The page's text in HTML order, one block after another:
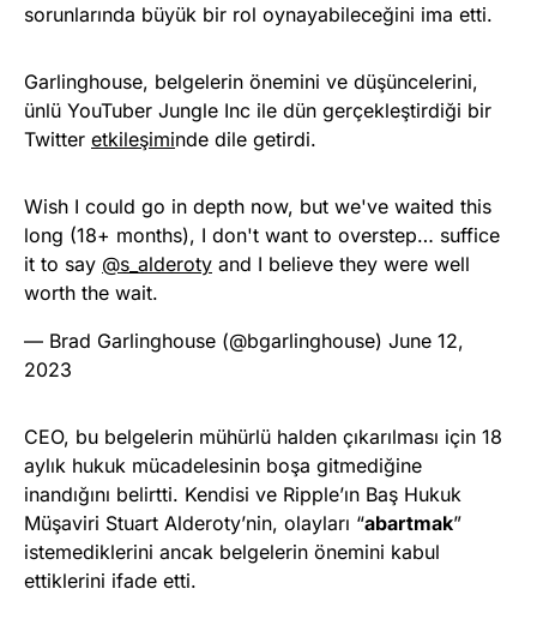
sorunlarında büyük bir rol oynayabileceğini ima etti.
Garlinghouse, belgelerin önemini ve düşüncelerini,
ünlü YouTuber Jungle Inc ile dün gerçekleştirdiği bir
Twitter etkileşiminde dile getirdi.
Wish I could go in depth now, but we've waited this
long (18+ months), I don't want to overstep… suffice
it to say @s_alderoty and I believe they were well
worth the wait.
— Brad Garlinghouse (@bgarlinghouse) June 12,
2023
CEO, bu belgelerin mühürlü halden çıkarılması için 18
aylık hukuk mücadelesinin boşa gitmediğine
inandığını belirtti. Kendisi ve Ripple’ın Baş Hukuk
Müşaviri Stuart Alderoty’nin, olayları “abartmak”
istemediklerini ancak belgelerin önemini kabul
ettiklerini ifade etti.